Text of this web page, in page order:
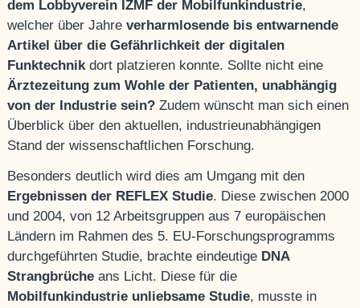
dem Lobbyverein IZMF der Mobilfunkindustrie,
welcher über Jahreverharmlosende bis entwarnende
Artikel über die Gefährlichkeit der digitalen
Funktechnikdort platzieren konnte. Sollte nicht eine
Ärztezeitung zum Wohle der Patienten, unabhängig
von der Industrie sein? Zudem wünscht man sich einen
Überblick über den aktuellen, industrieunabhängigen
Stand der wissenschaftlichen Forschung.
Besonders deutlich wird dies am Umgang mit den
Ergebnissen der REFLEX Studie. Diese zwischen 2000
und 2004, von 12 Arbeitsgruppen aus 7 europäischen
Ländern im Rahmen des 5. EU-Forschungsprogramms
durchgeführten Studie, brachte eindeutige DNA
Strangbrüche ans Licht. Diese für die
Mobilfunkindustrie unliebsame Studie, musste in